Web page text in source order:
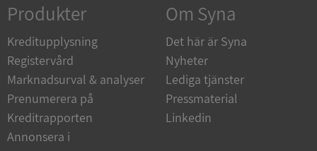
Produkter
Kreditupplysning
Registervård
Marknadsurval & analyser
Prenumerera på
Kreditrapporten
Annonsera i
Om Syna
Det här är Syna
Nyheter
Lediga tjänster
Pressmaterial
Linkedin
_GRECAPTCHA
Google LLC
www.google.com